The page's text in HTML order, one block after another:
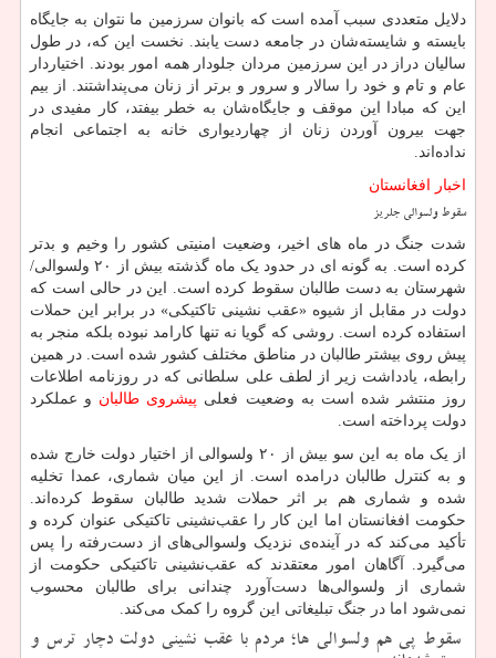
دلایل متعددی سبب آمده است که بانوان سرزمین ما نتوان به جایگاه
بایسته و شایسته‌شان در جامعه دست یابند. نخست این که، در طول
سالیان دراز در این سرزمین مردان جلودار همه امور بودند. اختیاردار
عام و تام و خود را سالار و سرور و برتر از زنان می‌پنداشتند. از بیم
این که مبادا این موقف و جایگاه‌شان به خطر بیفتد، کار مفیدی در
جهت بیرون آوردن زنان از چهاردیواری خانه به اجتماعی انجام
نداده‌اند.
اخبار افغانستان
سقوط ولسوالی جلریز
شدت جنگ در ماه های اخیر، وضعیت امنیتی کشور را وخیم و بدتر
کرده است. به گونه ای در حدود یک ماه گذشته بیش از ۲۰ ولسوالی/
شهرستان به دست طالبان سقوط کرده است. این در حالی است که
دولت در مقابل از شیوه «عقب نشینی تاکتیکی» در برابر این حملات
استفاده کرده است. روشی که گویا نه تنها کارامد نبوده بلکه منجر به
پیش روی بیشتر طالبان در مناطق مختلف کشور شده است. در همین
رابطه، یادداشت زیر از لطف علی سلطانی که در روزنامه اطلاعات
روز منتشر شده است به وضعیت فعلی پیشروی طالبان و عملکرد
دولت پرداخته است.
از یک ماه به این سو بیش از ۲۰ ولسوالی از اختیار دولت خارج شده
و به کنترل طالبان درامده است. از این میان شماری، عمدا تخلیه
شده و شماری هم بر اثر حملات شدید طالبان سقوط کرده‌اند.
حکومت افغانستان اما این کار را عقب‌نشینی تاکتیکی عنوان کرده و
تأکید می‌کند که در آینده‌ی نزدیک ولسوالی‌های از دست‌رفته را پس
می‌گیرد. آگاهان امور معتقدند که عقب‌نشینی تاکتیکی حکومت از
شماری از ولسوالی‌ها دست‌آورد چندانی برای طالبان محسوب
نمی‌شود اما در جنگ تبلیغاتی این گروه را کمک می‌کند.
سقوط پی‌ هم ولسوالی‌ ها؛ مردم با عقب‌ نشینی دولت دچار ترس و